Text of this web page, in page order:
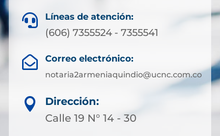
 Líneas de atención:
(606) 7355524 - 7355541
 Correo electrónico:
notaria2armeniaquindio@ucnc.com.co

Dirección:
Calle 19 N° 14 - 30